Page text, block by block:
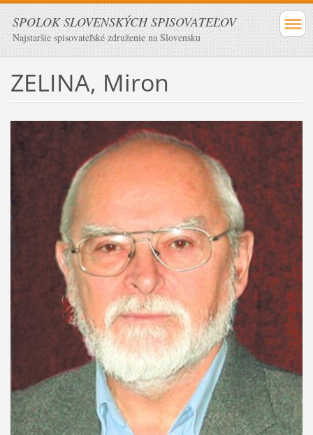
SPOLOK SLOVENSKÝCH SPISOVATEĽOV
Najstaršie spisovateľské združenie na Slovensku
ZELINA, Miron